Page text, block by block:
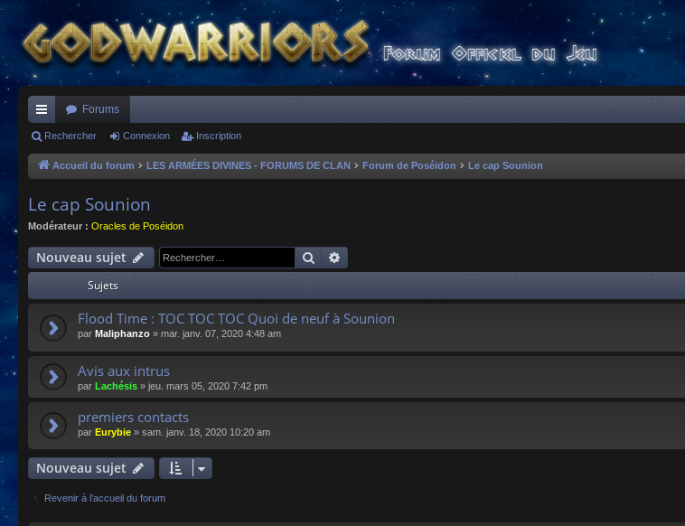
ac
co
s
Forums
Rechercher Connexion Inscription
Accueil du forum LES ARMÉES DIVINES - FORUMS DE CLAN Forum de Poséidon Le cap Sounion
Le cap Sounion
Modérateur : Oracles de Poséidon
Nouveau sujet Rechercher
Sujets
Flood Time : TOC TOC TOC Quoi de neuf à Sounion
par Maliphanzo » mar. janv. 07, 2020 4:48 am
Avis aux intrus
par Lachésis » jeu. mars 05, 2020 7:42 pm
premiers contacts
par Eurybie » sam. janv. 18, 2020 10:20 am
Nouveau sujet
Revenir à l’accueil du forum